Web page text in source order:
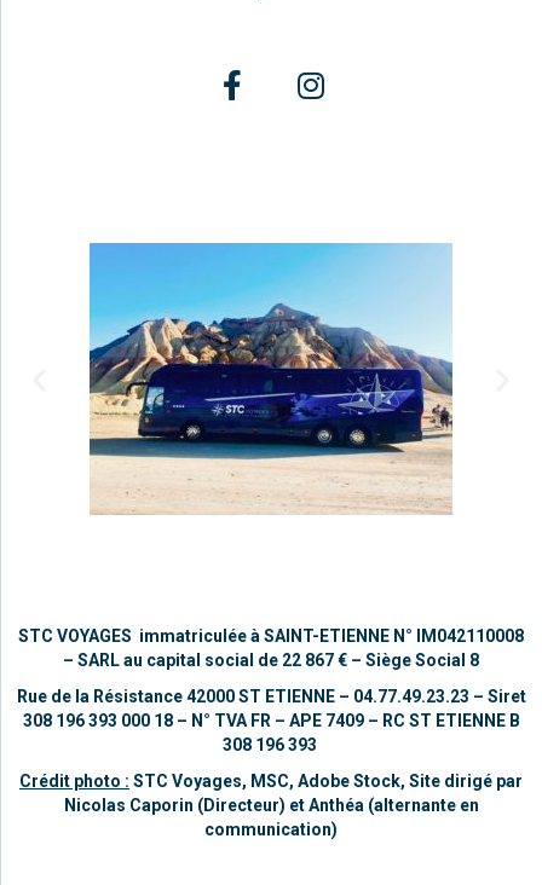
STC VOYAGES immatriculée à SAINT-ETIENNE N° IM042110008
– SARL au capital social de 22 867 € – Siège Social 8
Rue de la Résistance 42000 ST ETIENNE – 04.77.49.23.23 – Siret
308 196 393 000 18 – N° TVA FR – APE 7409 – RC ST ETIENNE B
308 196 393
Crédit photo : STC Voyages, MSC, Adobe Stock, Site dirigé par
Nicolas Caporin (Directeur) et Anthéa (alternante en
communication)